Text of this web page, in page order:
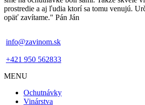
prostredie a aj ľudia ktorí sa tomu venujú.
opäť zavítame." Pán Ján
info@zavinom.sk
+421 950 562833
mobile
MENU
Ochutnávky
Vinárstva